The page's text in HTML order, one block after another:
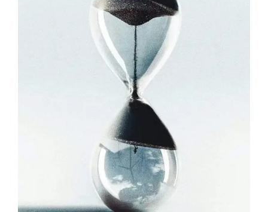
মুভি বিশ্লেষণ: টেনেট